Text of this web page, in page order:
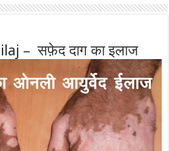
– सफ़ेद दाग का इलाज